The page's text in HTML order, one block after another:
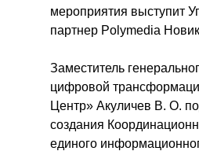
мероприятия выступит
партнер Polymedia
Заместитель
цифровой
Центр» Акуличев В. О.
создания
единого